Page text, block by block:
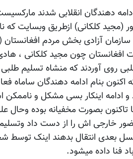
دهندگان انقلابی شدند
(مجید کلکانی) ازطریق وبسایت که
آزادی بخش مردم افغانستان
افغانستان چون مجید کلکانی ،
روی آوردند که منشاه تسلیم طلبی
بنام ادامه دهندگان ساماه
ادامه اینکار بسی مشکل و
بصورت مخفیانه بوده وحال
خارجی اش را از دست داد
بعدی انتقال بدهند اینک
فنا داده میشود.